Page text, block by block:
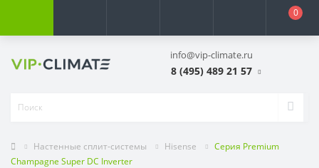
0
info@vip-climate.ru
8 (495) 489 21 57
Настенные сплит-системы Hisense
Серия Premium
Champagne Super DC Inverter